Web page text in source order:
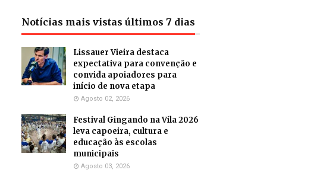
Notícias mais vistas últimos 7 dias
Lissauer Vieira destaca
expectativa para convenção e
convida apoiadores para
início de nova etapa
Agosto 02, 2026
Festival Gingando na Vila 2026
leva capoeira, cultura e
educação às escolas
municipais
Agosto 03, 2026